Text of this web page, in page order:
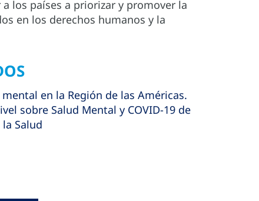
los países a priorizar y promover la
en los derechos humanos y la
en la Región de las Américas.
sobre Salud Mental y COVID-19 de
Salud